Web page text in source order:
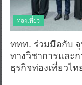
ท่องเที่ยว
ททท. ร่วมมือกับ
ทางวิชาการและ
ธุรกิจท่องเที่ยวไ